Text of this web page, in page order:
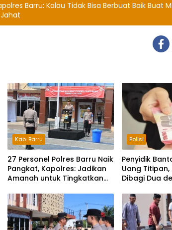
Barru: Kalau Tidak Bisa Berbuat Baik Buat
Kab. Barru
27 Personel Polres Barru Naik
Pangkat, Kapolres: Jadikan
Amanah untuk Tingkatkan
Polisi
Penyidik
Uang Titipan,
Dibagi Dua